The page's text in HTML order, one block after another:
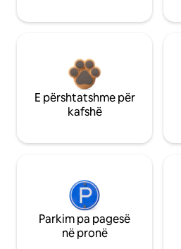
E përshtatshme për
kafshë
Parkim pa pagesë
në pronë